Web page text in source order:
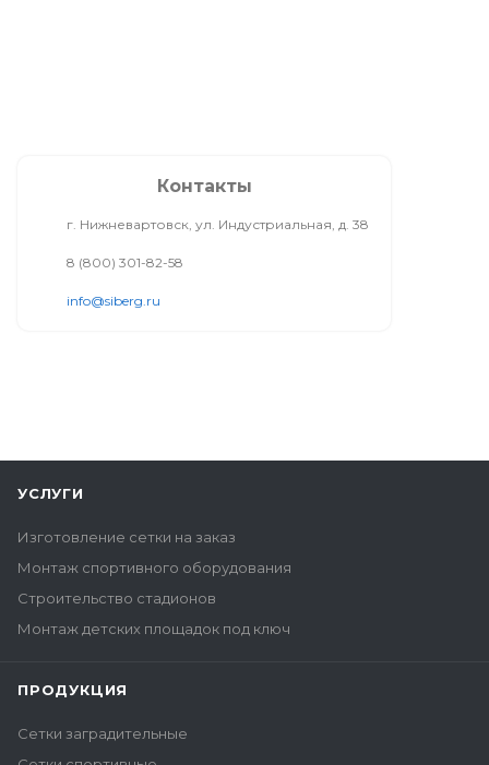
Контакты
г. Нижневартовск, ул. Индустриальная, д. 38
8 (800) 301-82-58
info@siberg.ru
УСЛУГИ
Изготовление сетки на заказ
Монтаж спортивного оборудования
Строительство стадионов
Монтаж детских площадок под ключ
ПРОДУКЦИЯ
Сетки заградительные